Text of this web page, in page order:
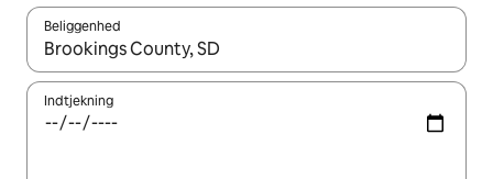
Beliggenhed
Når resultaterne er tilgængelige, skal du navigere med
Indtjekning